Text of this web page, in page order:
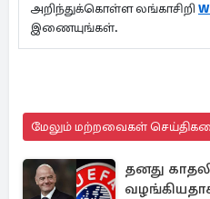
அறிந்துக்கொள்ள லங்காசிறி
இணையுங்கள்.
மேலும் மற்றவைகள்
தனது